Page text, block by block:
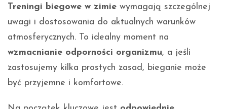
Treningi biegowe w zimie wymagają szczególnej
uwagi i dostosowania do aktualnych warunków
atmosferycznych. To idealny moment na
wzmacnianie odporności organizmu, a jeśli
zastosujemy kilka prostych zasad, bieganie może
być przyjemne i komfortowe.